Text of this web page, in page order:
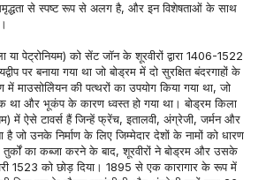
से स्पष्ट रूप से अलग है, और इन विशेषताओं के साथ
या पेट्रोनियम) को सेंट जॉन के शूरवीरों द्वारा 1406-1522
पर बनाया गया था जो बोड्रम में दो सुरक्षित बंदरगाहों के
में माउसोलेियन की पत्थरों का उपयोग किया गया था, जो
था और भूकंप के कारण ध्वस्त हो गया था। बोड्रम किला
में ऐसे टावर्स हैं जिन्हें फ्रेंच, इतालवी, अंग्रेजी, जर्मन और
है जो उनके निर्माण के लिए जिम्मेदार देशों के नामों को धारण
का कब्जा करने के बाद, शूरवीरों ने बोड्रम और उसके
1523 को छोड़ दिया। 1895 से एक कारागार के रूप में